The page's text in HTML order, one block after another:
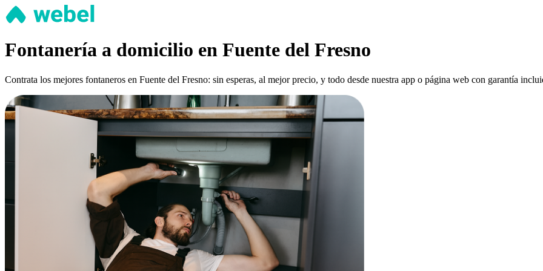
Fontanería a domicilio en Fuente del Fresno
Contrata los mejores fontaneros en Fuente del Fresno: sin esperas, al mejor precio, y todo desde nuestra app o página web con garantía